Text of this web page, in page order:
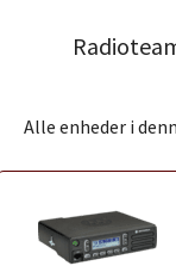
Alle enheder i